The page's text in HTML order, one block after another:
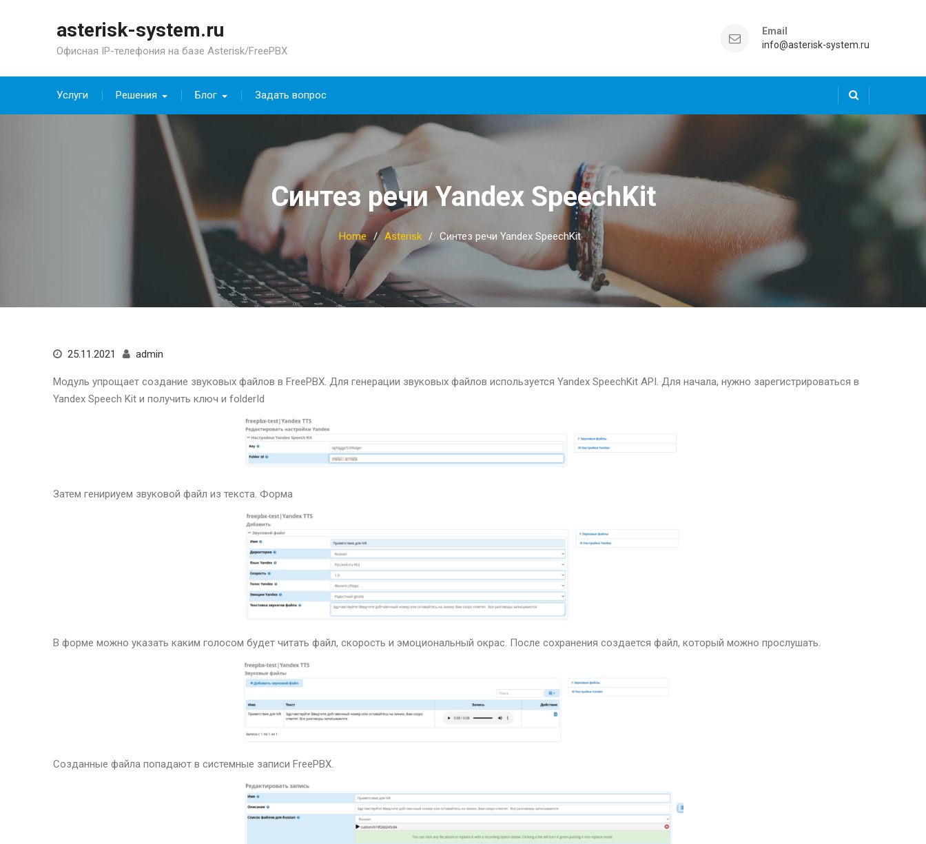
asterisk-system.ru
Офисная IP-телефония на базе Asterisk/FreePBX
Email
info@asterisk-system.ru
Услуги Решения Блог Задать вопрос
Синтез речи Yandex SpeechKit
Home Asterisk Синтез речи Yandex SpeechKit
25.11.2021 admin
Модуль упрощает создание звуковых файлов в FreePBX. Для генерации звуковых файлов используется Yandex SpeechKit API. Для начала, нужно зарегистрироваться в
Yandex Speech Kit и получить ключ и folderId
Затем генириуем звуковой файл из текста. Форма
В форме можно указать каким голосом будет читать файл, скорость и эмоциональный окрас. После сохранения создается файл, который можно прослушать.
Созданные файла попадают в cистемные записи FreePBX.